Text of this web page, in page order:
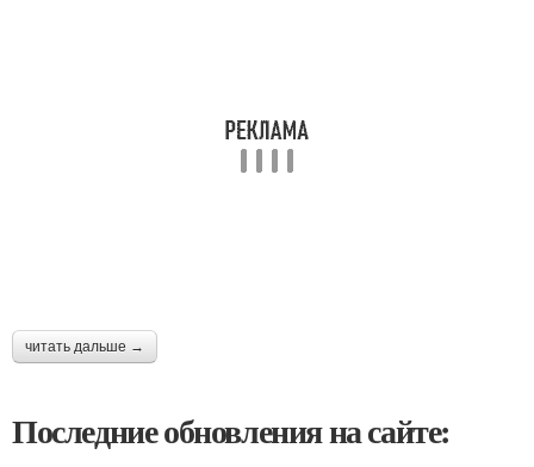
читать дальше →
Последние обновления на сайте: